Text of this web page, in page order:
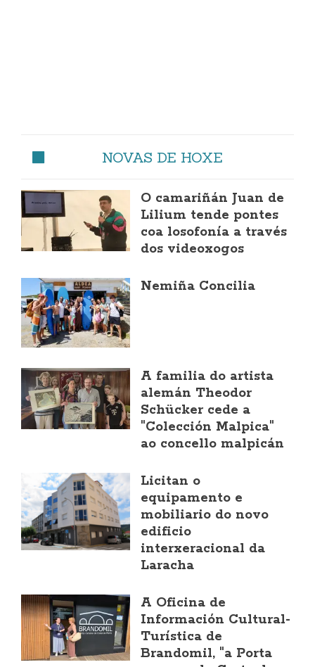
NOVAS DE HOXE
O camariñán Juan de
Lilium tende pontes
coa losofonía a través
dos videoxogos
Nemiña Concilia
A familia do artista
alemán Theodor
Schücker cede a
"Colección Malpica"
ao concello malpicán
Licitan o
equipamento e
mobiliario do novo
edificio
interxeracional da
Laracha
A Oficina de
Información Cultural-
Turística de
Brandomil, "a Porta